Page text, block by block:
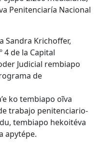
Penitenciaría Nacional
Sandra Krichoffer,
4 de la Capital
Judicial rembiapo
de
ko tembiapo oĩva
trabajo penitenciario-
tembiapo hekoitéva
apytépe.